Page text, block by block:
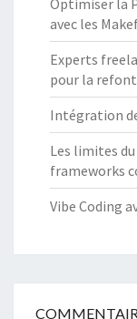
Optimiser la
avec les
Experts
pour la
Intégration
Les limites
frameworks
Vibe Coding